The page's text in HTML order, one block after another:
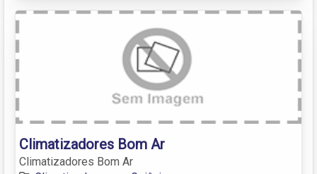
Climatizadores Bom Ar
Climatizadores Bom Ar